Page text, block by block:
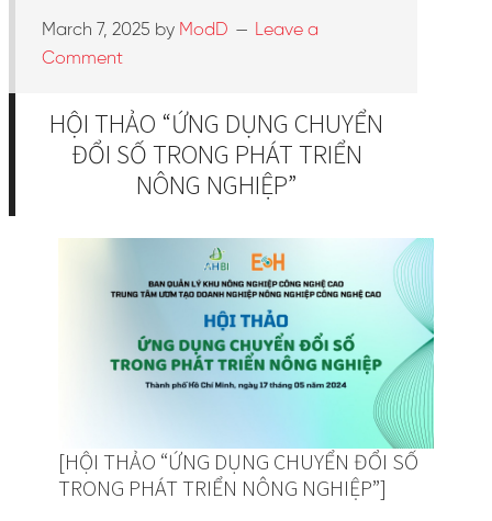
March 7, 2025 by ModD
Leave a
Comment
HỘI THẢO “ỨNG DỤNG CHUYỂN
ĐỔI SỐ TRONG PHÁT TRIỂN
NÔNG NGHIỆP”
[HỘI THẢO “ỨNG DỤNG CHUYỂN ĐỔI SỐ
TRONG PHÁT TRIỂN NÔNG NGHIỆP”]